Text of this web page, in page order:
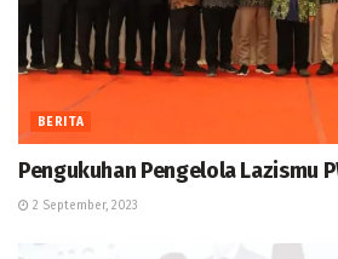
BERITA
Pengukuhan Pengelola Lazismu
2 September, 2023